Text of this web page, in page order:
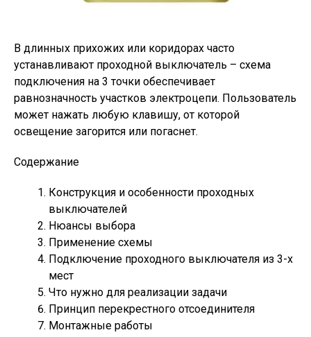
В длинных прихожих или коридорах часто
устанавливают проходной выключатель – схема
подключения на 3 точки обеспечивает
равнозначность участков электроцепи. Пользователь
может нажать любую клавишу, от которой
освещение загорится или погаснет.
Содержание
Конструкция и особенности проходных
выключателей
Нюансы выбора
Применение схемы
Подключение проходного выключателя из 3-х
мест
Что нужно для реализации задачи
Принцип перекрестного отсоединителя
Монтажные работы